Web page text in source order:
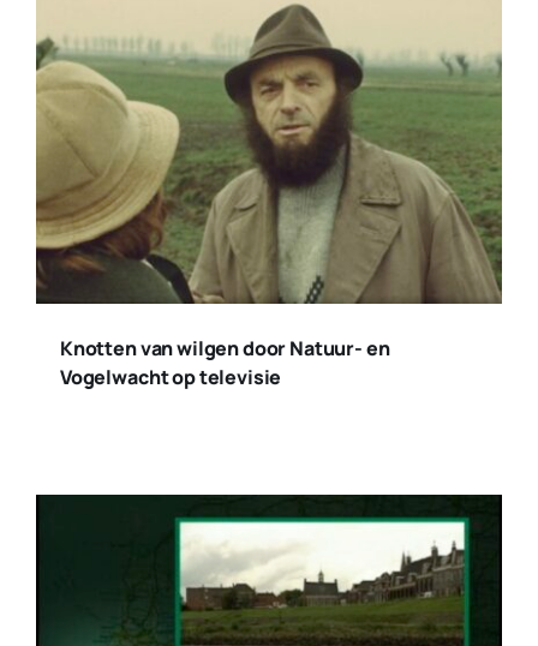
Knotten van wilgen door Natuur- en
Vogelwacht op televisie